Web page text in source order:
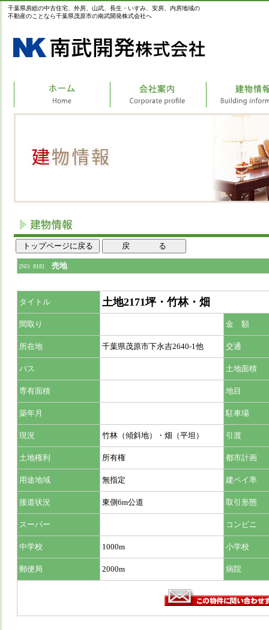
千葉県房総の中古住宅、外房、山武、長生・いすみ、安房、内房地域の
不動産のことなら千葉県茂原市の南武開発株式会社へ
[NO. 818] 売地
タイトル 土地2171坪・竹林・畑
間取り 金 額
所在地 千葉県茂原市下永吉2640-1他 交通
バス 土地面積
専有面積 地目
築年月 駐車場
現況 竹林（傾斜地）・畑（平坦） 引渡
土地権利 所有権 都市計画
用途地域 無指定 建ペイ率
接道状況 東側6m公道 取引形態
スーパー コンビニ
中学校 1000m 小学校
郵便局 2000m 病院